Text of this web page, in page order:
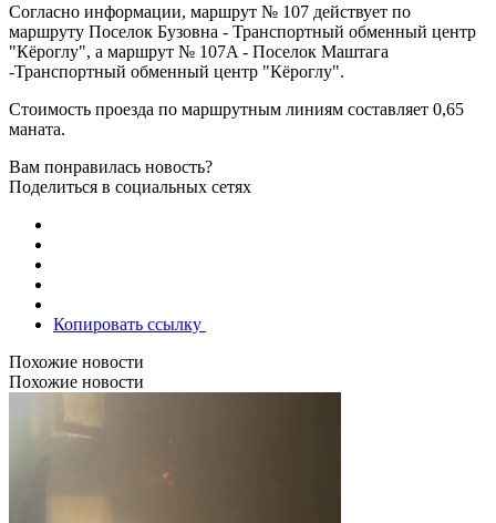
Согласно информации, маршрут № 107 действует по
маршруту Поселок Бузовна - Транспортный обменный центр
"Кёроглу", а маршрут № 107A - Поселок Маштага
-Транспортный обменный центр "Кёроглу".
Стоимость проезда по маршрутным линиям составляет 0,65
маната.
Вам понравилась новость?
Поделиться в социальных сетях
Копировать ссылку
Похожие новости
Похожие новости